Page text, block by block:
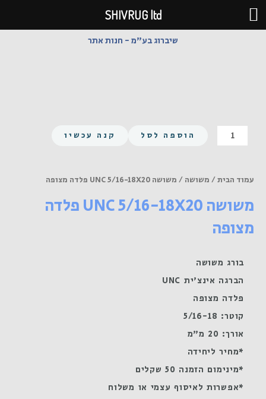
דילוג
לתוכן
שיברוג בע"מ - חנות אתר
כמות
של
18X20
מצופה
הוספה לסל קנה עכשיו
עמוד הבית/ משושה / משושה UNC 5/16-18X20 פלדה מצופה
משושה UNC 5/16-18X20 פלדה
מצופה
בורג משושה
הברגה אינצ'ית UNC
פלדה מצופה
קוטר: 5/16-18
אורך: 20 מ"מ
*מחיר ליחידה
*מינימום הזמנה 50 שקלים
*אפשרות לאיסוף עצמי או משלוח
SHIVRUG ltd